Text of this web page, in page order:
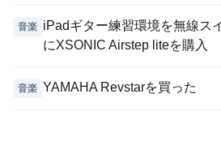
音楽
iPadギター練習環境を無線ス
にXSONIC Airstep liteを購入
音楽 YAMAHA Revstarを買った